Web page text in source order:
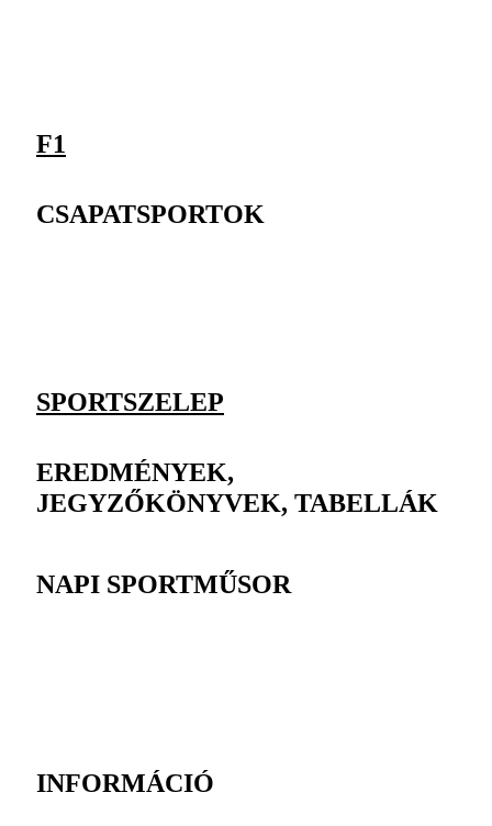
F1
CSAPATSPORTOK
SPORTSZELEP
EREDMÉNYEK,
JEGYZŐKÖNYVEK, TABELLÁK
NAPI SPORTMŰSOR
INFORMÁCIÓ